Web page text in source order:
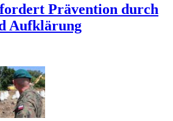
Prävention durch
Aufklärung